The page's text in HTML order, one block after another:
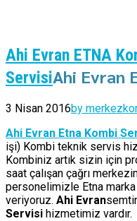
Ahi Evran ETNA
ServisiAhi Evran
3 Nisan 2016by
Ahi Evran Etna Kombi
işi) Kombi teknik servis
Kombiniz artık sizin için
saat çalışan çağrı
personelimizle Etna
veriyoruz. Ahi Evran
Servisi hizmetimiz vardır.